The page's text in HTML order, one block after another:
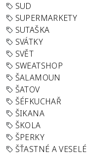
SUD
SUPERMARKETY
SUTAŠKA
SVÁTKY
SVĚT
SWEATSHOP
ŠALAMOUN
ŠATOV
ŠÉFKUCHAŘ
ŠIKANA
ŠKOLA
ŠPERKY
ŠŤASTNÉ A VESELÉ